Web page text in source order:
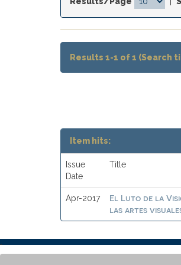
Results 1-1 of 1 (Search
Item hits:
Issue
Date
Title
Apr-2017
El Luto de la
las artes